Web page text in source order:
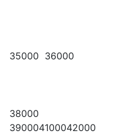
35000 36000
38000
390004100042000